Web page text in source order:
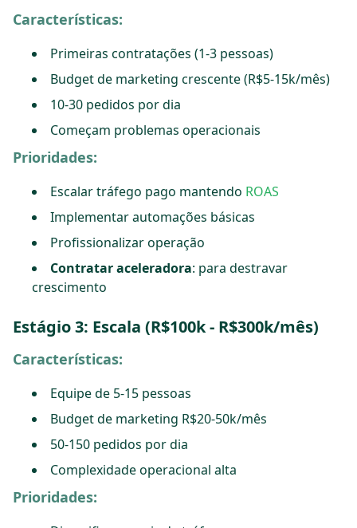
Características:
Primeiras contratações (1-3 pessoas)
Budget de marketing crescente (R$5-15k/mês)
10-30 pedidos por dia
Começam problemas operacionais
Prioridades:
Escalar tráfego pago mantendo ROAS
Implementar automações básicas
Profissionalizar operação
Contratar aceleradora: para destravar
crescimento
Estágio 3: Escala (R$100k - R$300k/mês)
Características:
Equipe de 5-15 pessoas
Budget de marketing R$20-50k/mês
50-150 pedidos por dia
Complexidade operacional alta
Prioridades: